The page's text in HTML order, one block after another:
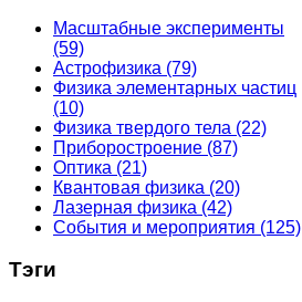
Масштабные эксперименты
(59)
Астрофизика (79)
Физика элементарных частиц
(10)
Физика твердого тела (22)
Приборостроение (87)
Оптика (21)
Квантовая физика (20)
Лазерная физика (42)
События и мероприятия (125)
Тэги